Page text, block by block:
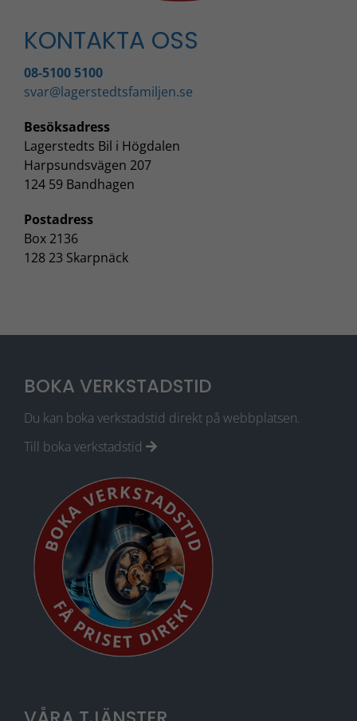
KONTAKTA OSS
08-5100 5100
svar@lagerstedtsfamiljen.se
Besöksadress
Lagerstedts Bil i Högdalen
Harpsundsvägen 207
124 59 Bandhagen
Postadress
Box 2136
128 23 Skarpnäck
BOKA VERKSTADSTID
Du kan boka verkstadstid direkt på webbplatsen.
Till boka verkstadstid
går inte att
välja bort. De
webbplatsen
över huvud